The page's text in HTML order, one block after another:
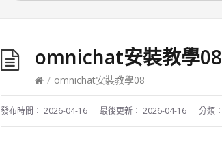
omnichat安裝教學08
/ omnichat安裝教學08
發布時間： 2026-04-16 最後更新： 2026-04-16 分類：